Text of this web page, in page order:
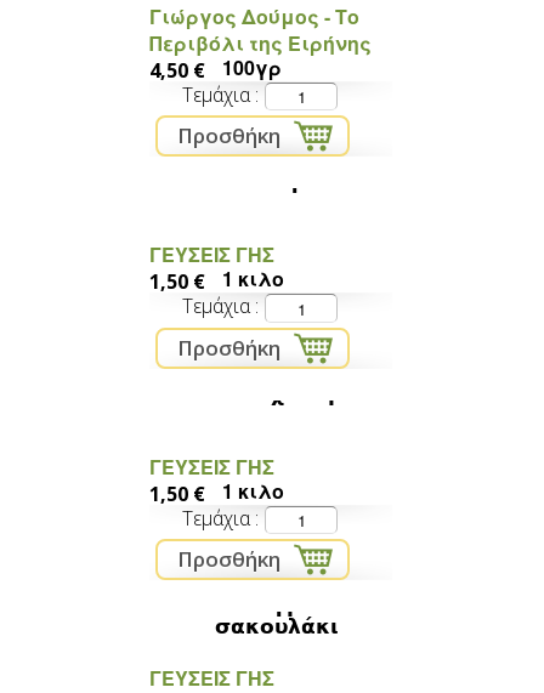
Γιώργος Δούμος - Το
Περιβόλι της Ειρήνης
4,50 € 100γρ
Τεμάχια
ΓΕΥΣΕΙΣ ΓΗΣ
1,50 € 1 κιλο
Τεμάχια
ΓΕΥΣΕΙΣ ΓΗΣ
1,50 € 1 κιλο
Τεμάχια
σακουλάκι
ΓΕΥΣΕΙΣ ΓΗΣ